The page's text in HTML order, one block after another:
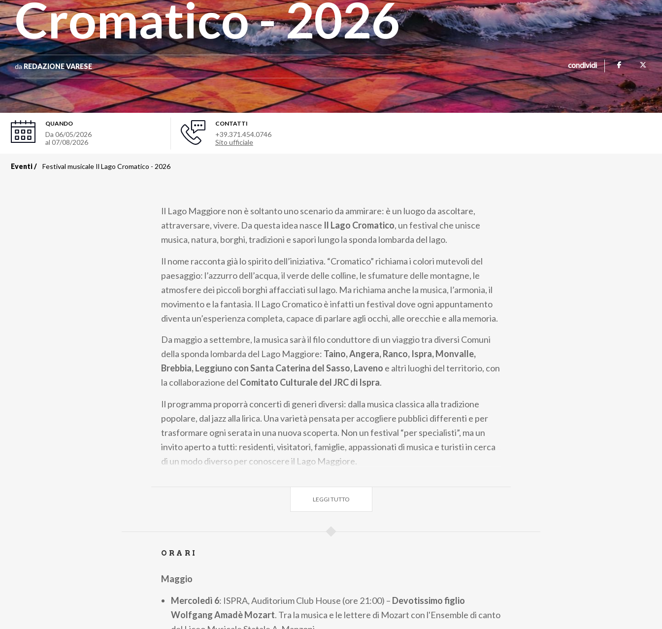
Cromatico - 2026
daREDAZIONE VARESE condividi
QUANDO
Da 06/05/2026
al 07/08/2026
CONTATTI
+39.371.454.0746
Sito ufficiale
Eventi Festival musicale Il Lago Cromatico - 2026
Il Lago Maggiore non è soltanto uno scenario da ammirare: è un luogo da ascoltare,
attraversare, vivere. Da questa idea nasce Il Lago Cromatico, un festival che unisce
musica, natura, borghi, tradizioni e sapori lungo la sponda lombarda del lago.
Il nome racconta già lo spirito dell’iniziativa. “Cromatico” richiama i colori mutevoli del
paesaggio: l’azzurro dell’acqua, il verde delle colline, le sfumature delle montagne, le
atmosfere dei piccoli borghi affacciati sul lago. Ma richiama anche la musica, l’armonia, il
movimento e la fantasia. Il Lago Cromatico è infatti un festival dove ogni appuntamento
diventa un’esperienza completa, capace di parlare agli occhi, alle orecchie e alla memoria.
Da maggio a settembre, la musica sarà il filo conduttore di un viaggio tra diversi Comuni
della sponda lombarda del Lago Maggiore: Taino, Angera, Ranco, Ispra, Monvalle,
Brebbia, Leggiuno con Santa Caterina del Sasso, Laveno e altri luoghi del territorio, con
la collaborazione del Comitato Culturale del JRC di Ispra.
Il programma proporrà concerti di generi diversi: dalla musica classica alla tradizione
popolare, dal jazz alla lirica. Una varietà pensata per accogliere pubblici differenti e per
trasformare ogni serata in una nuova scoperta. Non un festival “per specialisti”, ma un
invito aperto a tutti: residenti, visitatori, famiglie, appassionati di musica e turisti in cerca
di un modo diverso per conoscere il Lago Maggiore.
partecipare a visite guidate, immergersi nella natura, organizzare gite in bicicletta,
visitare mostre o assaporare degustazioni legate al territorio. Il pubblico potrà così vivere
paesaggi e dalle comunità che lo abitano. Un’occasione preziosa per scoprire, o riscoprire,
LEGGI TUTTO
ORARI
Maggio
Mercoledì 6: ISPRA, Auditorium Club House (ore 21:00) – Devotissimo figlio
Wolfgang Amadè Mozart. Tra la musica e le lettere di Mozart con l'Ensemble di canto